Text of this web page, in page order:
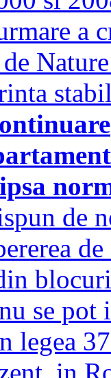
a
de
se pot
legea